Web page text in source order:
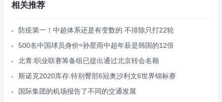
相关推荐
防疫第一！中超体系还是有变数的 不排除只打22轮
500名中国球员身价≈孙星雨中超年薪是韩国的12倍
北青:职业联赛筹备组已提出通过北京转会名额
斯诺克2020库存:特别臀部6冠奥沙利文6世界锦标赛
国际集团的机场报告了不同的交通发展